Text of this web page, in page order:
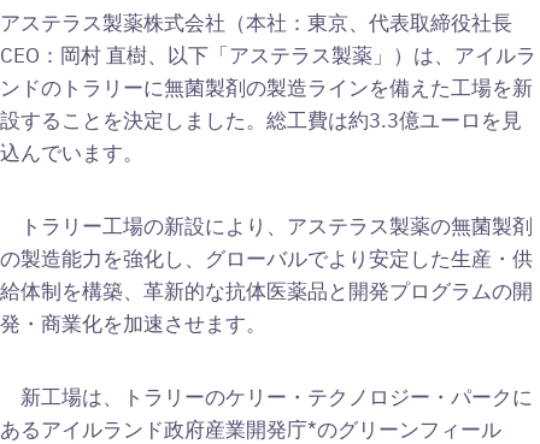
アステラス製薬株式会社（本社：東京、代表取締役社長
CEO：岡村 直樹、以下「アステラス製薬」）は、アイルラ
ンドのトラリーに無菌製剤の製造ラインを備えた工場を新
設することを決定しました。総工費は約3.3億ユーロを見
込んでいます。
トラリー工場の新設により、アステラス製薬の無菌製剤
の製造能力を強化し、グローバルでより安定した生産・供
給体制を構築、革新的な抗体医薬品と開発プログラムの開
発・商業化を加速させます。
新工場は、トラリーのケリー・テクノロジー・パークに
あるアイルランド政府産業開発庁*のグリーンフィール